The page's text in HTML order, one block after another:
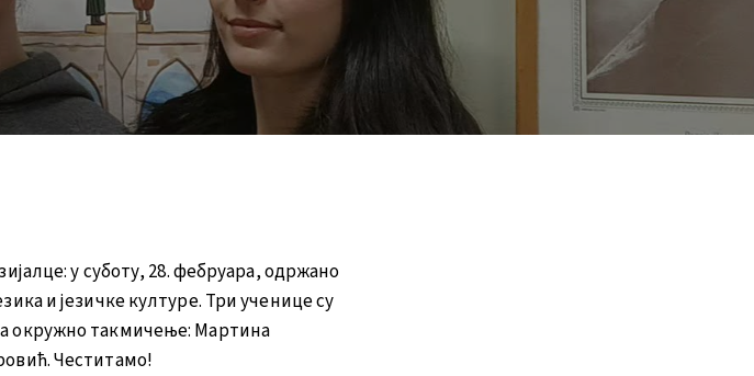
у суботу, 28. фебруара, одржано
и језичке културе. Три ученице су
окружно такмичење: Мартина
Честитамо!